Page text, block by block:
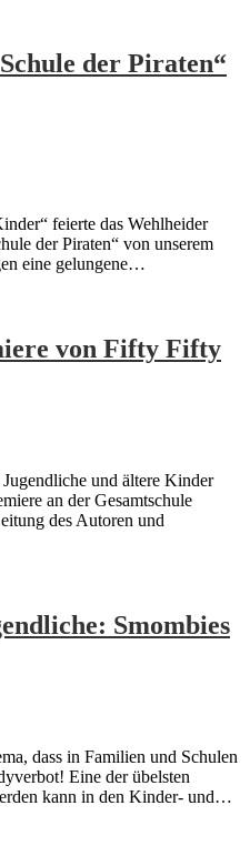
der Piraten“
feierte das Wehlheider
der Piraten“ von unserem
eine gelungene…
von Fifty Fifty
und ältere Kinder
an der Gesamtschule
des Autoren und
Smombies
dass in Familien und Schulen
Eine der übelsten
kann in den Kinder- und…